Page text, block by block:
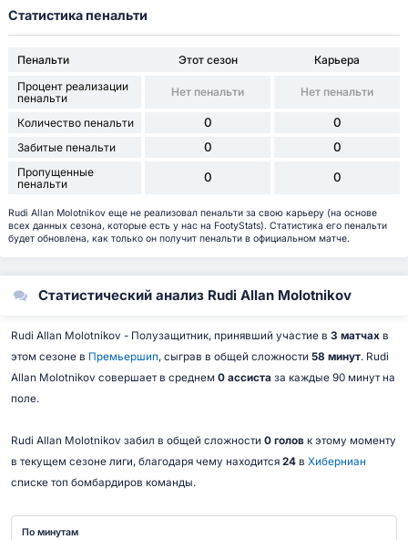
Статистика пенальти
Пенальти Этот сезон
Карьера
Процент реализации
пенальти
Нет пенальти Нет пенальти
Количество пенальти 0 0
Забитые пенальти 0 0
Пропущенные
пенальти
0 0
Rudi Allan Molotnikov еще не реализовал пенальти за свою карьеру (на основе
всех данных сезона, которые есть у нас на FootyStats). Статистика его пенальти
будет обновлена, как только он получит пенальти в официальном матче.
Статистический анализ Rudi Allan Molotnikov
Rudi Allan Molotnikov - Полузащитник, принявший участие в 3 матчахв
этом сезоне в Премьершип, сыграв в общей сложности 58 минут. Rudi
Allan Molotnikov совершает в среднем 0 ассиста за каждые 90 минут на
поле.
Rudi Allan Molotnikov забил в общей сложности 0 головк этому моменту
в текущем сезоне лиги, благодаря чему находится 24в Хиберниан
списке топ бомбардиров команды.
По минутам